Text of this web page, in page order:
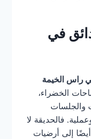
في
راس الخيمة
الخضراء،
والجلسات
فالحديقة لا
إلى أرضيات